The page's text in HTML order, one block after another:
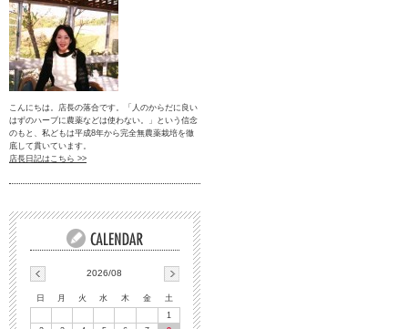
こんにちは。店長の落合です。「人のからだに良い
はずのハーブに農薬などは使わない。」という信念
のもと、私どもは平成8年から完全無農薬栽培を徹
底して貫いています。
店長日記はこちら >>
2026/08
日 月 火 水 木 金
土
1